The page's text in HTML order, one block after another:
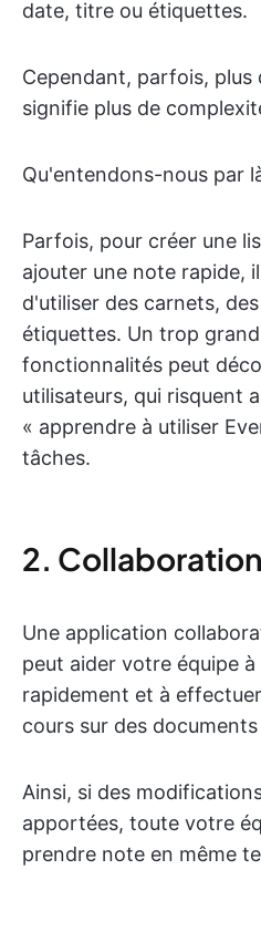
date, titre ou étiquettes.
Cependant, parfois,
signifie plus de
Qu'entendons-nous par
Parfois, pour créer une
ajouter une note rapide,
d'utiliser des carnets,
étiquettes. Un trop
fonctionnalités peut
utilisateurs, qui risquent
« apprendre à utiliser
tâches.
2. Collaboration
Une application
peut aider votre équipe
rapidement et à
cours sur des
Ainsi, si des
apportées, toute votre
prendre note en même